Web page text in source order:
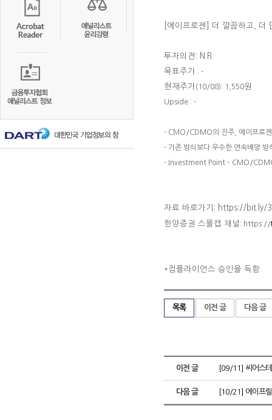
[에이프로젠] 더 깔끔하고, 더
투자의견: N.R
목표주가 : -
현재주가(10/08): 1,550원
Upside : -
- CMO/CDMO의 진주, 에이프로젠
- 기존 방식보다 우수한 연속배양 방
- Investment Point – CMO/
자료 바로가기: https://bit.ly/
한양증권 스몰캡 채널 : https://
*컴플라이언스 승인을 득함
목록 이전 글 다음 글
이전 글 [09/11] 씨어스
다음 글 [10/21] 에이프